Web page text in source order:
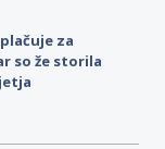
za
so že storila